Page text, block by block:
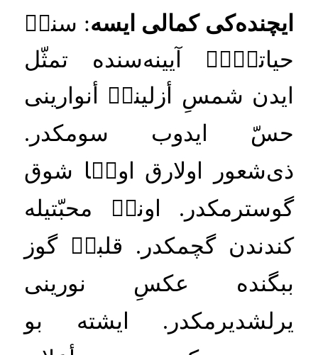
ايچندهكى كمالى ايسه: سنكۡ
حياتكۡكۡ
آيينهسنده
تمثّل
ايدن شمسِ أزلينكۡ
أنوارينى
حسّ
ايدوب سومكدر .
ذىشعور اولارق اوكۡا شوق
گوسترمكدر . اونكۡ
محبّتيله
كندندن گچمكدر . قلبكۡ گوز
ببگنده
عكسِ
نورينى
يرلشديرمكدر . ايشته
بو